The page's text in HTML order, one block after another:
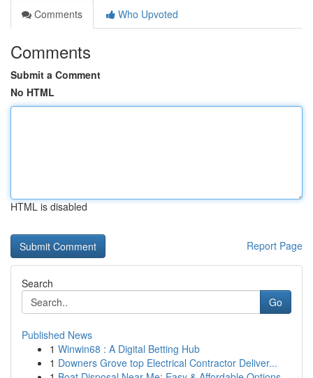
Comments
Who Upvoted
Comments
Submit a Comment
No HTML
HTML is disabled
Report Page
Search
Go
Published News
1 Winwin68 : A Digital Betting Hub
1 Downers Grove top Electrical Contractor Deliver...